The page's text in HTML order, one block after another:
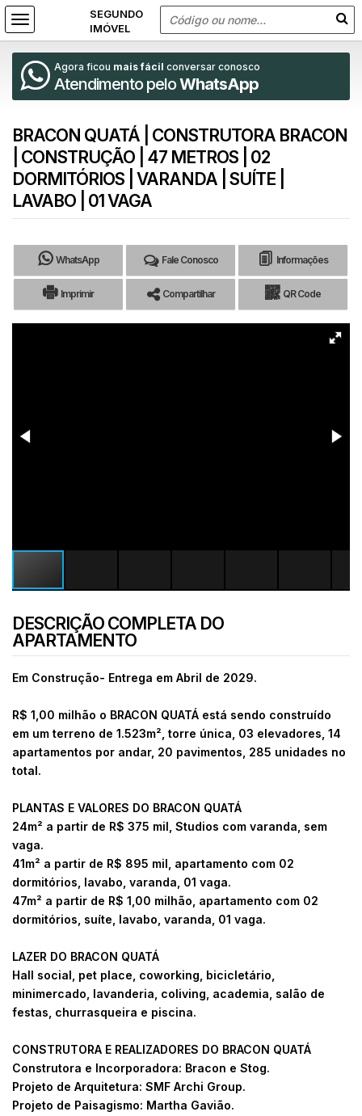
Agora ficou mais fácil conversar conosco
Atendimento peloWhatsApp
BRACON QUATÁ | CONSTRUTORA BRACON
| CONSTRUÇÃO | 47 METROS | 02
DORMITÓRIOS | VARANDA | SUÍTE |
LAVABO | 01 VAGA
WhatsApp Fale Conosco Informações
Imprimir Compartilhar QR Code
DESCRIÇÃO COMPLETA DO
APARTAMENTO
Em Construção- Entrega em Abril de 2029.
R$ 1,00 milhão o BRACON QUATÁ está sendo construído
em um terreno de 1.523m², torre única, 03 elevadores, 14
apartamentos por andar, 20 pavimentos, 285 unidades no
total.
PLANTAS E VALORES DO BRACON QUATÁ
24m² a partir de R$ 375 mil, Studios com varanda, sem
vaga.
41m² a partir de R$ 895 mil, apartamento com 02
dormitórios, lavabo, varanda, 01 vaga.
47m² a partir de R$ 1,00 milhão, apartamento com 02
dormitórios, suíte, lavabo, varanda, 01 vaga.
LAZER DO BRACON QUATÁ
Hall social, pet place, coworking, bicicletário,
minimercado, lavanderia, coliving, academia, salão de
festas, churrasqueira e piscina.
CONSTRUTORA E REALIZADORES DO BRACON QUATÁ
Construtora e Incorporadora: Bracon e Stog.
Projeto de Arquitetura: SMF Archi Group.
Projeto de Paisagismo: Martha Gavião.